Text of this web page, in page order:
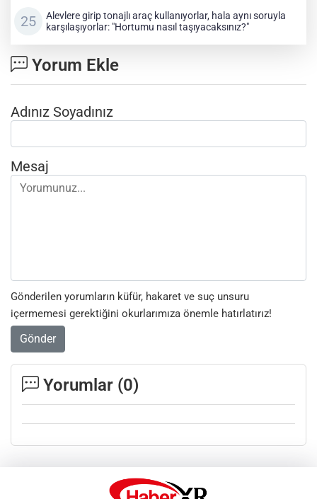
Alevlere girip tonajlı araç kullanıyorlar, hala aynı soruyla
karşılaşıyorlar: "Hortumu nasıl taşıyacaksınız?"
Yorum Ekle
Adınız Soyadınız
Mesaj
Gönderilen yorumların küfür, hakaret ve suç unsuru
içermemesi gerektiğini okurlarımıza önemle hatırlatırız!
Gönder
Yorumlar (0)